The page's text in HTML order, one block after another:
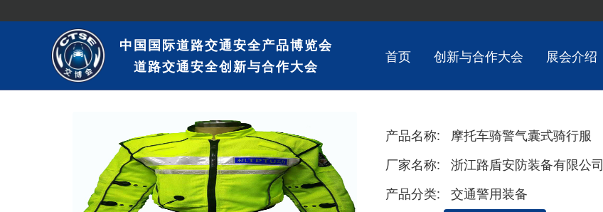
中国国际道路交通安全产品博览会
道路交通安全创新与合作大会
首页 创新与合作大会 展会介绍
产品名称:
摩托车骑警气囊式骑行服
厂家名称:
浙江路盾安防装备有限公司
产品分类:
交通警用装备